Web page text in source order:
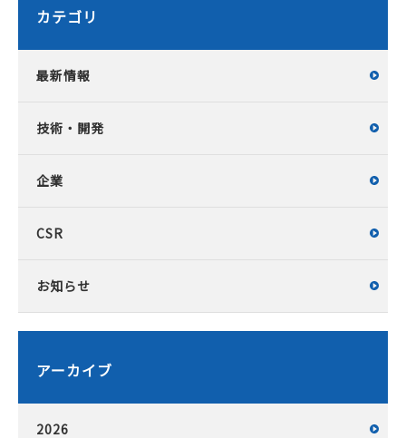
カテゴリ
最新情報
技術・開発
企業
CSR
お知らせ
アーカイブ
2026